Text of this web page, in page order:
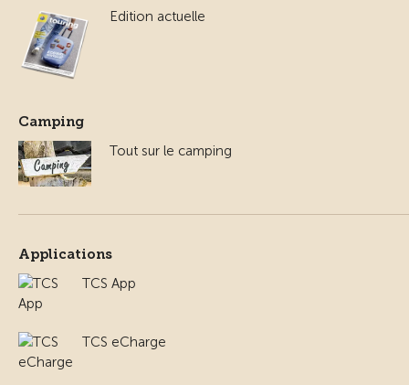
Edition actuelle
Camping
Tout sur le camping
Applications
TCS App
TCS eCharge